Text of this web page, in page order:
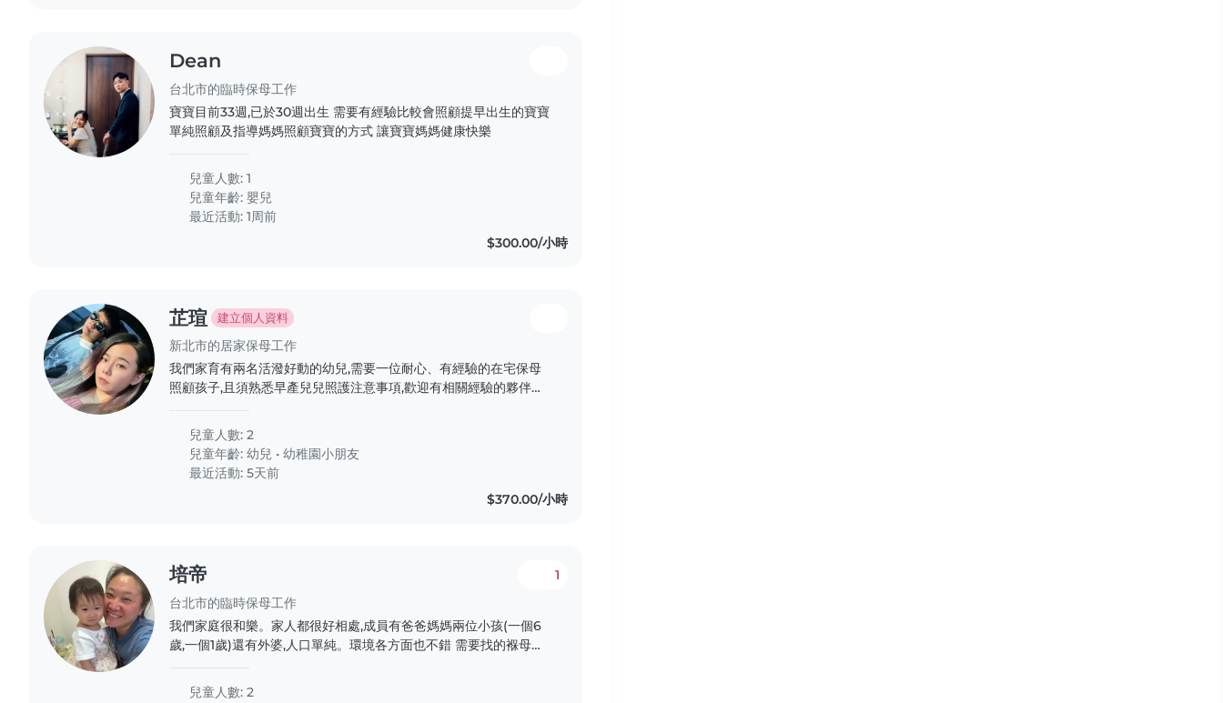
Dean
台北市的臨時保母工作
寶寶目前33週,已於30週出生 需要有經驗比較會照顧提早出生的寶寶
單純照顧及指導媽媽照顧寶寶的方式 讓寶寶媽媽健康快樂
兒童人數: 1
兒童年齡:嬰兒
最近活動: 1周前
$300.00/小時
芷瑄 建立個人資料
新北市的居家保母工作
我們家育有兩名活潑好動的幼兒,需要一位耐心、有經驗的在宅保母
照顧孩子,且須熟悉早產兒兒照護注意事項,歡迎有相關經驗的夥伴與
兒童人數: 2
兒童年齡:幼兒 •幼稚園小朋友
最近活動: 5天前
$370.00/小時
培帝
台北市的臨時保母工作
1
我們家庭很和樂。家人都很好相處,成員有爸爸媽媽兩位小孩(一個6
歲,一個1歲)還有外婆,人口單純。環境各方面也不錯 需要找的褓母要
兒童人數: 2